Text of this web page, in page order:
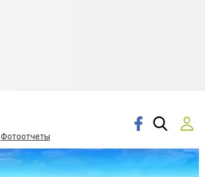
Фотоотчеты